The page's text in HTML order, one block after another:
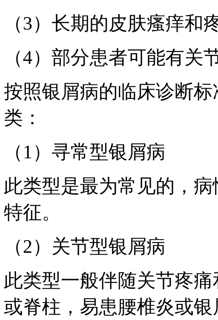
（3）长期的皮肤瘙痒和
（4）部分患者可能有关
按照银屑病的临床诊断
类：
（1）寻常型银屑病
此类型是最为常见的，
特征。
（2）关节型银屑病
此类型一般伴随关节疼
或脊柱，易患腰椎炎或